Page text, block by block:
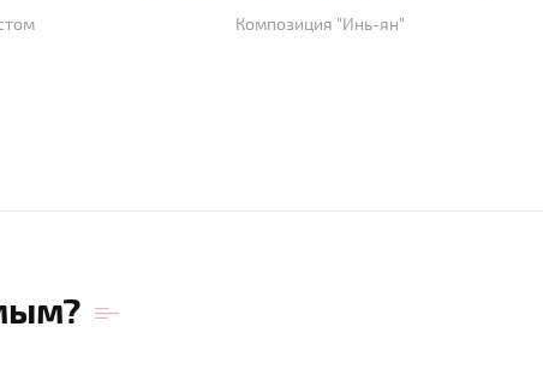
Композиция "Инь-ян"